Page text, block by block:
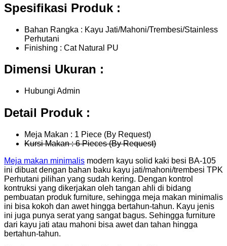
Spesifikasi Produk :
Bahan Rangka : Kayu Jati/Mahoni/Trembesi/Stainless
Perhutani
Finishing : Cat Natural PU
Dimensi Ukuran :
Hubungi Admin
Detail Produk :
Meja Makan : 1 Piece (By Request)
Kursi Makan : 6 Pieces (By Request)
Meja makan minimalis modern kayu solid kaki besi BA-105
ini dibuat dengan bahan baku kayu jati/mahoni/trembesi TPK
Perhutani pilihan yang sudah kering. Dengan kontrol
kontruksi yang dikerjakan oleh tangan ahli di bidang
pembuatan produk furniture, sehingga meja makan minimalis
ini bisa kokoh dan awet hingga bertahun-tahun. Kayu jenis
ini juga punya serat yang sangat bagus. Sehingga furniture
dari kayu jati atau mahoni bisa awet dan tahan hingga
bertahun-tahun.